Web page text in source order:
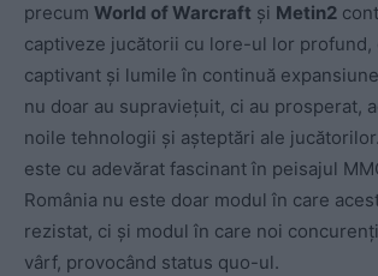
precum World of Warcraft și Metin2
captiveze jucătorii cu lore-ul lor profund,
captivant și lumile în continuă
nu doar au supraviețuit, ci au prosperat,
noile tehnologii și așteptări ale
este cu adevărat fascinant în peisajul
România nu este doar modul în care
rezistat, ci și modul în care noi
vârf, provocând status quo-ul.